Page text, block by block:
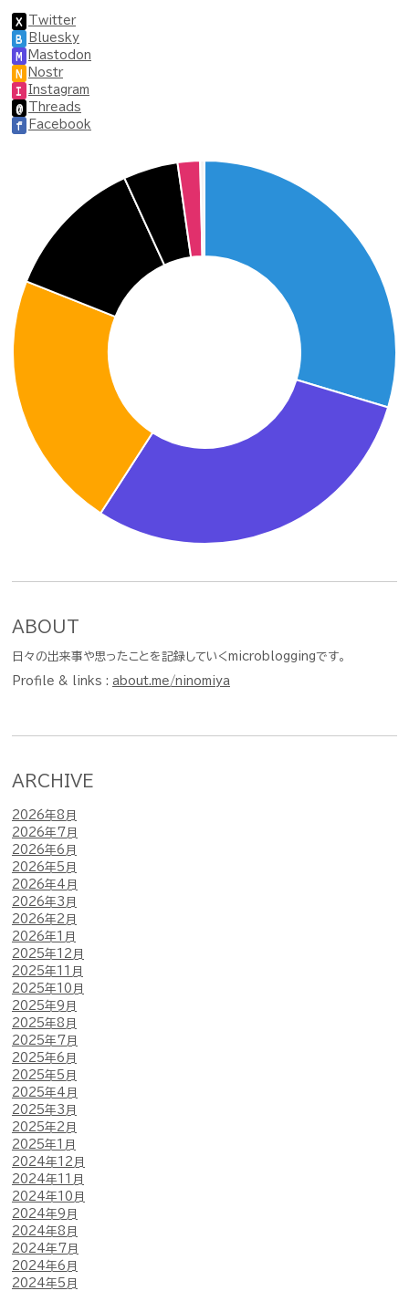
X Twitter
B Bluesky
M Mastodon
N Nostr
I Instagram
@ Threads
f Facebook
ABOUT
日々の出来事や思ったことを記録していくmicrobloggingです。
Profile & links : about.me/ninomiya
ARCHIVE
2026年8月
2026年7月
2026年6月
2026年5月
2026年4月
2026年3月
2026年2月
2026年1月
2025年12月
2025年11月
2025年10月
2025年9月
2025年8月
2025年7月
2025年6月
2025年5月
2025年4月
2025年3月
2025年2月
2025年1月
2024年12月
2024年11月
2024年10月
2024年9月
2024年8月
2024年7月
2024年6月
2024年5月